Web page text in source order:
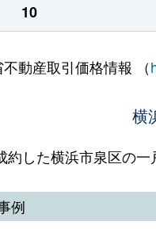
10
動産取引価格情報 （
横
した横浜市泉区の一
例